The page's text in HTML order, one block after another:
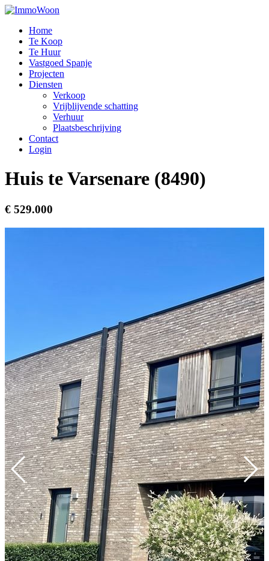
Home
Te Koop
Te Huur
Vastgoed Spanje
Projecten
Diensten
Verkoop
Vrijblijvende schatting
Verhuur
Plaatsbeschrijving
Contact
Login
Huis te Varsenare (8490)
€ 529.000